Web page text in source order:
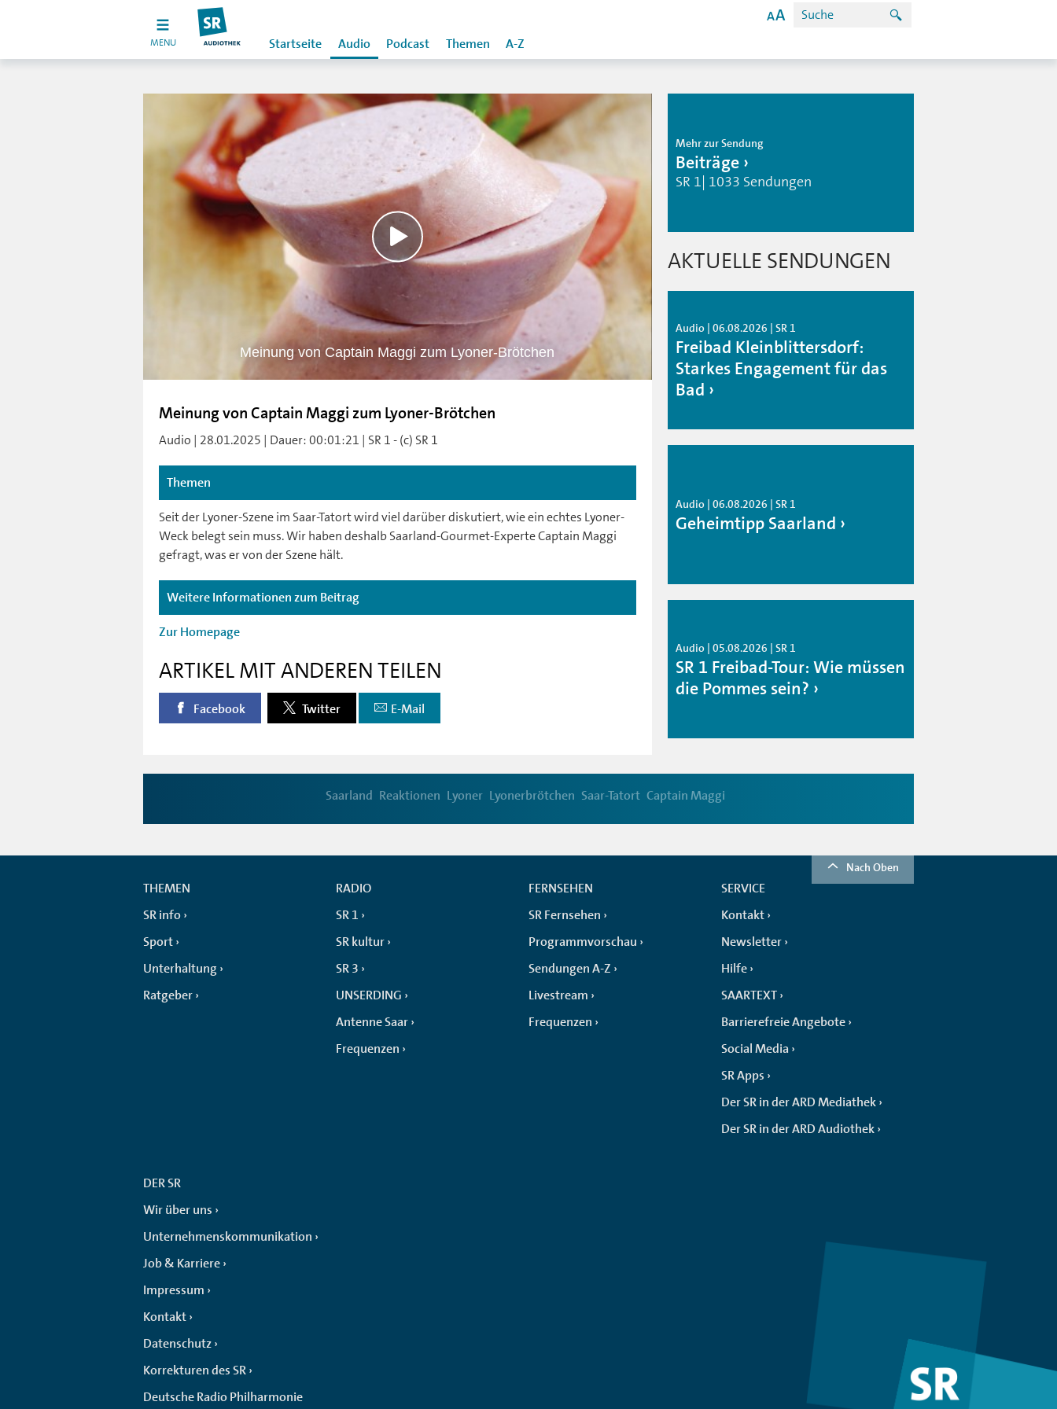
MENU Startseite Audio Podcast Themen A-Z
Meinung von Captain Maggi zum Lyoner-Brötchen
Meinung von Captain Maggi zum Lyoner-Brötchen
Audio | 28.01.2025 | Dauer: 00:01:21 | SR 1 - (c) SR 1
Themen
Seit der Lyoner-Szene im Saar-Tatort wird viel darüber diskutiert, wie ein echtes Lyoner-
Weck belegt sein muss. Wir haben deshalb Saarland-Gourmet-Experte Captain Maggi
gefragt, was er von der Szene hält.
Weitere Informationen zum Beitrag
Zur Homepage
ARTIKEL MIT ANDEREN TEILEN
Facebook Twitter E-Mail
Mehr zur Sendung
Beiträge
SR 1| 1033 Sendungen
AKTUELLE SENDUNGEN
Audio | 06.08.2026 | SR 1
Freibad Kleinblittersdorf:
Starkes Engagement für das
Bad
Audio | 06.08.2026 | SR 1
Geheimtipp Saarland
Audio | 05.08.2026 | SR 1
SR 1 Freibad-Tour: Wie müssen
die Pommes sein?
Saarland Reaktionen Lyoner Lyonerbrötchen Saar-Tatort Captain Maggi
Nach Oben
THEMEN
SR info
Sport
Unterhaltung
Ratgeber
RADIO
SR 1
SR kultur
SR 3
UNSERDING
Antenne Saar
Frequenzen
FERNSEHEN
SR Fernsehen
Programmvorschau
Sendungen A-Z
Livestream
Frequenzen
SERVICE
Kontakt
Newsletter
Hilfe
SAARTEXT
Barrierefreie Angebote
Social Media
SR Apps
Der SR in der ARD Mediathek
Der SR in der ARD Audiothek
DER SR
Wir über uns
Unternehmenskommunikation
Job & Karriere
Impressum
Kontakt
Datenschutz
Korrekturen des SR
Deutsche Radio Philharmonie